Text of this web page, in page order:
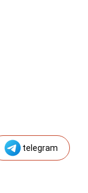
telegram